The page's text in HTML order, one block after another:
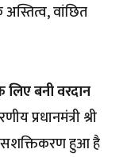
वांछित
लिए बनी वरदान
प्रधानमंत्री श्री
सशक्तिकरण हुआ है